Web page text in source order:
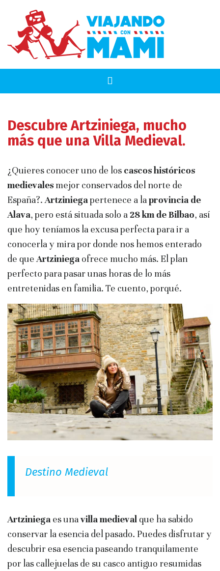
Descubre Artziniega, mucho
más que una Villa Medieval.
¿Quieres conocer uno de los cascos históricos
medievales mejor conservados del norte de
España?.Artziniegapertenece a laprovincia de
Alava, pero está situada solo a 28 km de Bilbao, así
que hoy teníamos la excusa perfecta para ir a
conocerla y mira por donde nos hemos enterado
de queArtziniega ofrece mucho más. El plan
perfecto para pasar unas horas de lo más
entretenidas en familia. Te cuento, porqué.
Destino Medieval
Artziniega es unavilla medieval que ha sabido
conservar la esencia del pasado. Puedes disfrutar y
descubrir esa esencia paseando tranquilamente
por las callejuelas de su casco antiguo resumidas